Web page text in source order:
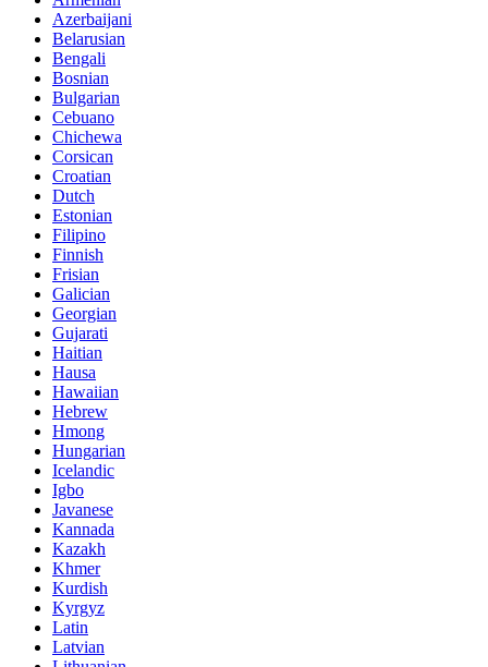
Azerbaijani
Belarusian
Bengali
Bosnian
Bulgarian
Cebuano
Chichewa
Corsican
Croatian
Dutch
Estonian
Filipino
Finnish
Frisian
Galician
Georgian
Gujarati
Haitian
Hausa
Hawaiian
Hebrew
Hmong
Hungarian
Icelandic
Igbo
Javanese
Kannada
Kazakh
Khmer
Kurdish
Kyrgyz
Latin
Latvian